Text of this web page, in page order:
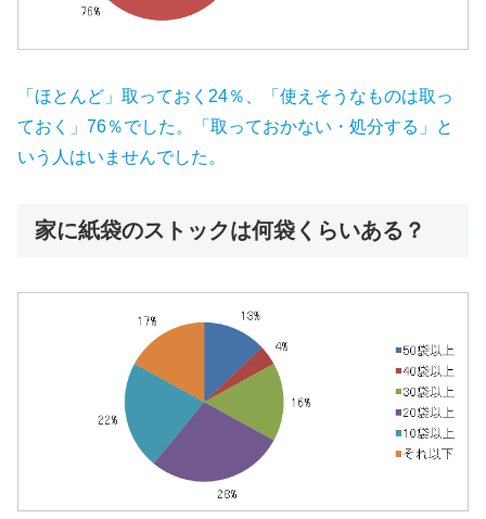
「ほとんど」取っておく24％、「使えそうなものは取っ
ておく」76％でした。「取っておかない・処分する」と
いう人はいませんでした。
家に紙袋のストックは何袋くらいある？